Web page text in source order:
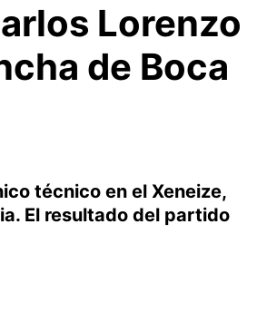
Lorenzo
de Boca
técnico en el Xeneize,
El resultado del partido